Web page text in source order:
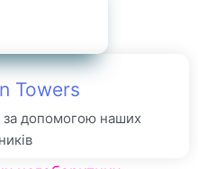
Towers
за допомогою наших